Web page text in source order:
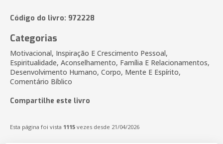
Código do livro: 972228
Categorias
Motivacional, Inspiração E Crescimento Pessoal,
Espiritualidade, Aconselhamento, Família E Relacionamentos,
Desenvolvimento Humano, Corpo, Mente E Espírito,
Comentário Bíblico
Compartilhe este livro
Esta página foi vista 1115 vezes desde 21/04/2026